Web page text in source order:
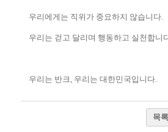
우리에게는 직위가 중요하지 않습니다.
우리는 걷고 달리며 행동하고 실천합니
우리는 반크, 우리는 대한민국입니다.
목록